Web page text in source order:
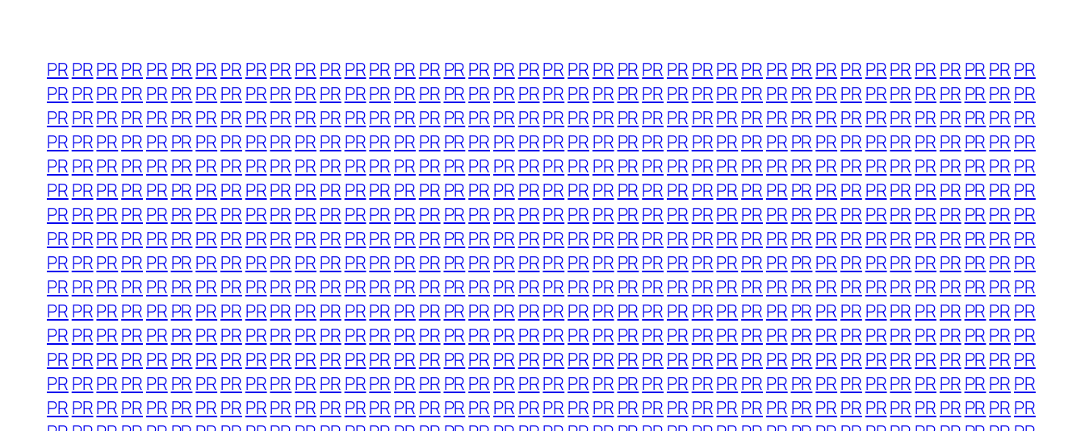
PR PRPR PR PR PR PR PR PRPR PR PR PRPR PR PR PR PR PR PRPR PR PR PR PR PR PRPR PR PR PR PR PR PRPR PR PR PR PR PR
PR PRPR PR PR PR PR PR PRPR PR PR PRPR PR PR PR PR PR PRPR PR PR PR PR PR PRPR PR PR PR PR PR PRPR PR PR PR PR PR
PR PRPR PR PR PR PR PR PRPR PR PR PRPR PR PR PR PR PR PRPR PR PR PR PR PR PRPR PR PR PR PR PR PRPR PR PR PR PR PR
PR PRPR PR PR PR PR PR PRPR PR PR PRPR PR PR PR PR PR PRPR PR PR PR PR PR PRPR PR PR PR PR PR PRPR PR PR PR PR PR
PR PRPR PR PR PR PR PR PRPR PR PR PRPR PR PR PR PR PR PRPR PR PR PR PR PR PRPR PR PR PR PR PR PRPR PR PR PR PR PR
PR PRPR PR PR PR PR PR PRPR PR PR PRPR PR PR PR PR PR PRPR PR PR PR PR PR PRPR PR PR PR PR PR PRPR PR PR PR PR PR
PR PRPR PR PR PR PR PR PRPR PR PR PRPR PR PR PR PR PR PRPR PR PR PR PR PR PRPR PR PR PR PR PR PRPR PR PR PR PR PR
PR PRPR PR PR PR PR PR PRPR PR PR PRPR PR PR PR PR PR PRPR PR PR PR PR PR PRPR PR PR PR PR PR PRPR PR PR PR PR PR
PR PRPR PR PR PR PR PR PRPR PR PR PRPR PR PR PR PR PR PRPR PR PR PR PR PR PRPR PR PR PR PR PR PRPR PR PR PR PR PR
PR PRPR PR PR PR PR PR PRPR PR PR PRPR PR PR PR PR PR PRPR PR PR PR PR PR PRPR PR PR PR PR PR PRPR PR PR PR PR PR
PR PRPR PR PR PR PR PR PRPR PR PR PRPR PR PR PR PR PR PRPR PR PR PR PR PR PRPR PR PR PR PR PR PRPR PR PR PR PR PR
PR PRPR PR PR PR PR PR PRPR PR PR PRPR PR PR PR PR PR PRPR PR PR PR PR PR PRPR PR PR PR PR PR PRPR PR PR PR PR PR
PR PRPR PR PR PR PR PR PRPR PR PR PRPR PR PR PR PR PR PRPR PR PR PR PR PR PRPR PR PR PR PR PR PRPR PR PR PR PR PR
PR PRPR PR PR PR PR PR PRPR PR PR PRPR PR PR PR PR PR PRPR PR PR PR PR PR PRPR PR PR PR PR PR PRPR PR PR PR PR PR
PR PRPR PR PR PR PR PR PRPR PR PR PRPR PR PR PR PR PR PRPR PR PR PR PR PR PRPR PR PR PR PR PR PRPR PR PR PR PR PR